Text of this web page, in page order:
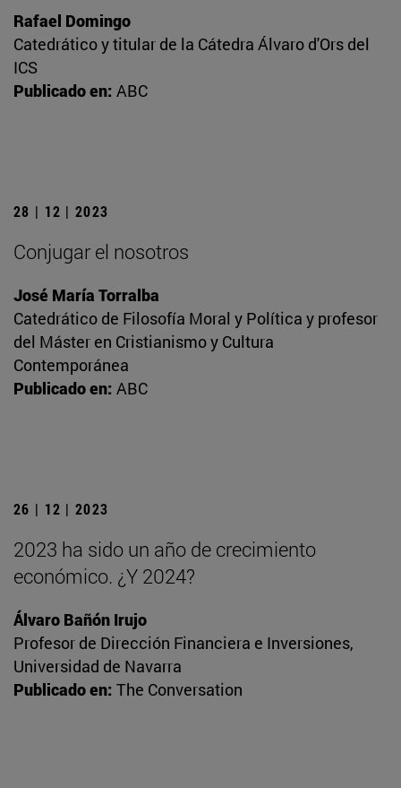
Rafael Domingo
Catedrático y titular de la Cátedra Álvaro d'Ors del
ICS
Publicado en: ABC
28 | 12 | 2023
Conjugar el nosotros
José María Torralba
Catedrático de Filosofía Moral y Política y profesor
del Máster en Cristianismo y Cultura
Contemporánea
Publicado en: ABC
26 | 12 | 2023
2023 ha sido un año de crecimiento
económico. ¿Y 2024?
Álvaro Bañón Irujo
Profesor de Dirección Financiera e Inversiones,
Universidad de Navarra
Publicado en: The Conversation